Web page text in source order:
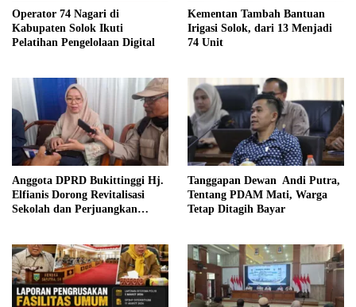
Operator 74 Nagari di
Kabupaten Solok Ikuti
Pelatihan Pengelolaan Digital
Kementan Tambah Bantuan
Irigasi Solok, dari 13 Menjadi
74 Unit
Anggota DPRD Bukittinggi Hj.
Elfianis Dorong Revitalisasi
Sekolah dan Perjuangkan
Tanggapan Dewan Andi Putra,
Tentang PDAM Mati, Warga
Tetap Ditagih Bayar